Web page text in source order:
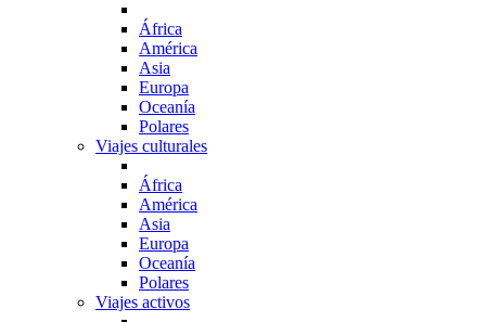
África
América
Asia
Europa
Oceanía
Polares
Viajes culturales
África
América
Asia
Europa
Oceanía
Polares
Viajes activos